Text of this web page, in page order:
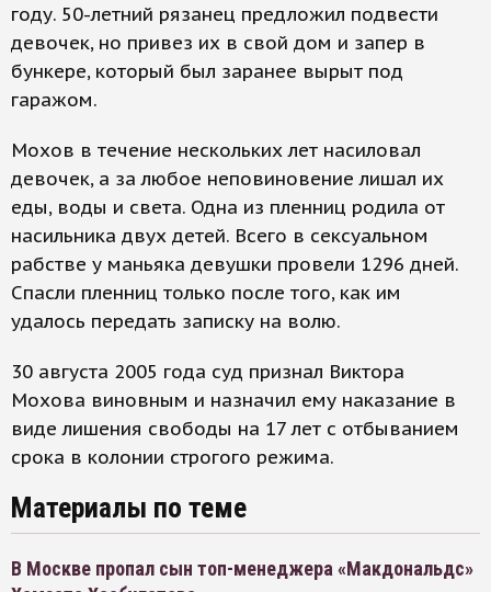
году. 50-летний рязанец предложил подвести
девочек, но привез их в свой дом и запер в
бункере, который был заранее вырыт под
гаражом.
Мохов в течение нескольких лет насиловал
девочек, а за любое неповиновение лишал их
еды, воды и света. Одна из пленниц родила от
насильника двух детей. Всего в сексуальном
рабстве у маньяка девушки провели 1296 дней.
Спасли пленниц только после того, как им
удалось передать записку на волю.
30 августа 2005 года суд признал Виктора
Мохова виновным и назначил ему наказание в
виде лишения свободы на 17 лет с отбыванием
срока в колонии строгого режима.
Материалы по теме
В Москве пропал сын топ-менеджера «Макдональдс»